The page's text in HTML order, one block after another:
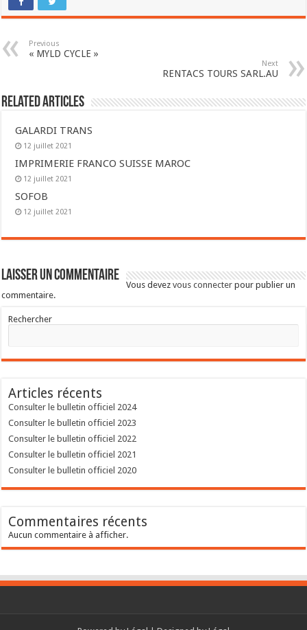
Previous
« MYLD CYCLE »
Next
RENTACS TOURS SARL.AU
Related Articles
GALARDI TRANS
12 juillet 2021
IMPRIMERIE FRANCO SUISSE MAROC
12 juillet 2021
SOFOB
12 juillet 2021
Laisser un commentaire
Vous devezvous connecter pour publier un
commentaire.
Rechercher
Articles récents
Consulter le bulletin officiel 2024
Consulter le bulletin officiel 2023
Consulter le bulletin officiel 2022
Consulter le bulletin officiel 2021
Consulter le bulletin officiel 2020
Commentaires récents
Aucun commentaire à afficher.